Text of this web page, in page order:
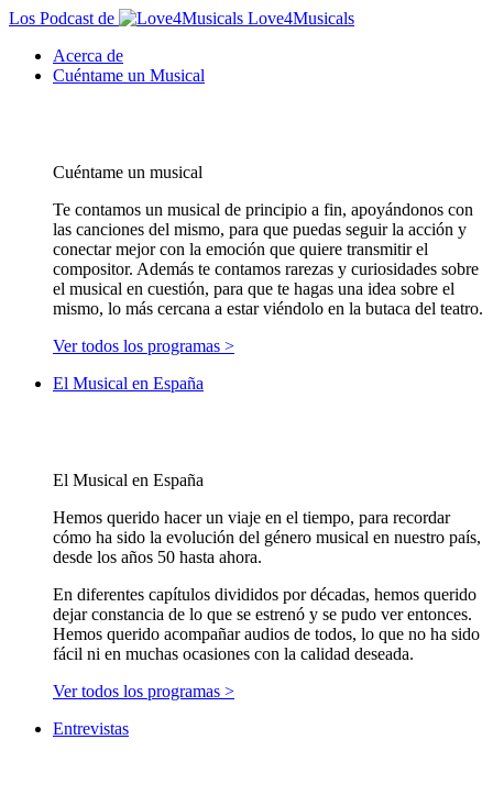
Los Podcast de
Love4Musicals
Acerca de
Cuéntame un Musical
Cuéntame un musical
Te contamos un musical de principio a fin, apoyándonos con
las canciones del mismo, para que puedas seguir la acción y
conectar mejor con la emoción que quiere transmitir el
compositor. Además te contamos rarezas y curiosidades sobre
el musical en cuestión, para que te hagas una idea sobre el
mismo, lo más cercana a estar viéndolo en la butaca del teatro.
Ver todos los programas >
El Musical en España
El Musical en España
Hemos querido hacer un viaje en el tiempo, para recordar
cómo ha sido la evolución del género musical en nuestro país,
desde los años 50 hasta ahora.
En diferentes capítulos divididos por décadas, hemos querido
dejar constancia de lo que se estrenó y se pudo ver entonces.
Hemos querido acompañar audios de todos, lo que no ha sido
fácil ni en muchas ocasiones con la calidad deseada.
Ver todos los programas >
Entrevistas